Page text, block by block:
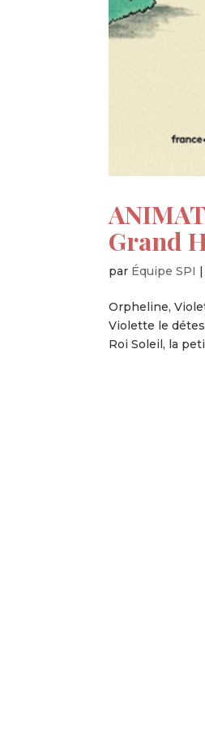
Grand
par Équipe SPI
Orpheline,
Violette le
Roi Soleil, la